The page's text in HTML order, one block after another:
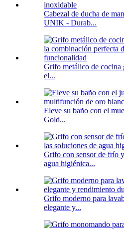
Cabezal de ducha de
UNIK - Durab...
Grifo metálico de
el...
Eleve su baño con el
Gold...
Grifo con sensor de frío
agua higiénica...
Grifo moderno para
elegante y...